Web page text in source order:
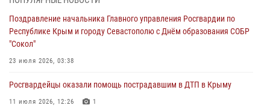
Росгвардия в Крыму и Севастополе задержала ряд
правонарушителей
03 августа 2026, 14:08
В Симферополе росгвардейцы задержали гражданина,
подозреваемого в совершении серии краж
Поздравление начальника Главного управления Росгвардии по
Республике Крым и городу Севастополю с Днём образования СОБР
"Сокол"
23 июля 2026, 03:38
Росгвардейцы оказали помощь пострадавшим в ДТП в Крыму
11 июля 2026, 12:26 1